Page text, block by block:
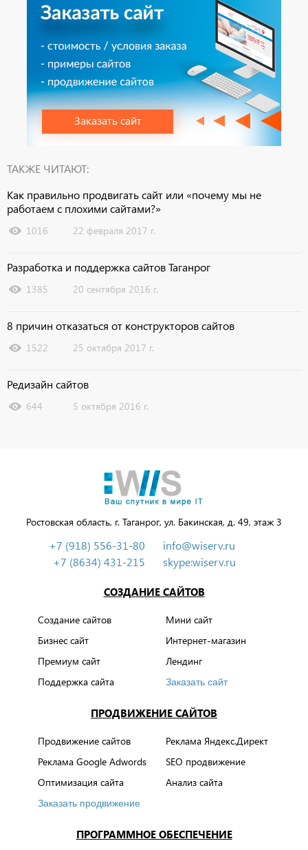
Заказать сайт
ТАКЖЕ ЧИТАЮТ:
Как правильно продвигать сайт или «почему мы не
работаем с плохими сайтами?»
1016 22 февраля 2017 г.
Разработка и поддержка сайтов Таганрог
1385 20 сентября 2016 г.
8 причин отказаться от конструкторов сайтов
1522 25 октября 2017 г.
Редизайн сайтов
644 5 октября 2016 г.
Ростовская область, г. Таганрог, ул. Бакинская, д. 49, этаж 3
+7 (918) 556-31-80
+7 (8634) 431-215
info@wiserv.ru
skype:wiserv.ru
СОЗДАНИЕ САЙТОВ
Создание сайтов
Мини сайт
Бизнес сайт
Интернет-магазин
Премиум сайт
Лендинг
Поддержка сайта
Заказать сайт
ПРОДВИЖЕНИЕ САЙТОВ
Продвижение сайтов
Реклама Яндекс.Директ
Реклама Google Adwords
SEO продвижение
Оптимизация сайта
Анализ сайта
Заказать продвижение
ПРОГРАММНОЕ ОБЕСПЕЧЕНИЕ